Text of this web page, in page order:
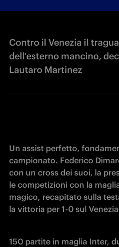
Contro il Venezia il
dell'esterno mancino,
Lautaro Martinez
Un assist perfetto,
campionato. Federico
con un cross dei suoi, la
le competizioni con la
magico, recapitato sulla
la vittoria per 1-0 sul
150 partite in maglia Inter,